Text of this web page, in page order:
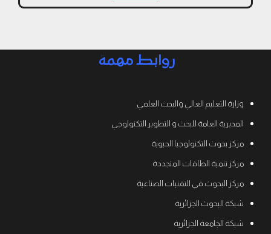
روابط مهمة
وزارة التعليم العالي والبحث العلمي
المديرية العامة للبحث و التطوير التكنولوجي
مركز بحوث التكنولوجيا الحيوية
مركز تنمية الطاقات المتجددة
مركز البحوث في التقنيات الصناعية
شبكة البحوث الجزائرية
شبكة الجامعة الجزائرية